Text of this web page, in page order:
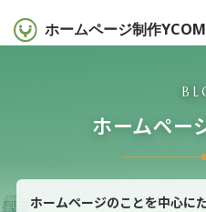
ホームページ制作YCOM
ホームペー
ホームページのことを中心に